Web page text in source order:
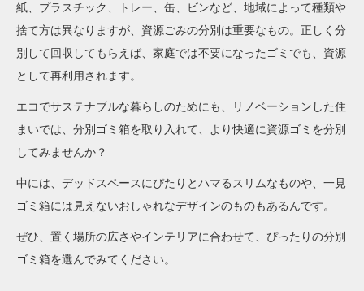
紙、プラスチック、トレー、缶、ビンなど、地域によって種類や
捨て方は異なりますが、資源ごみの分別は重要なもの。正しく分
別して回収してもらえば、家庭では不要になったゴミでも、資源
として再利用されます。
エコでサステナブルな暮らしのためにも、リノベーションした住
まいでは、分別ゴミ箱を取り入れて、より快適に資源ゴミを分別
してみませんか？
中には、デッドスペースにぴたりとハマるスリムなものや、一見
ゴミ箱には見えないおしゃれなデザインのものもあるんです。
ぜひ、置く場所の広さやインテリアに合わせて、ぴったりの分別
ゴミ箱を選んでみてください。